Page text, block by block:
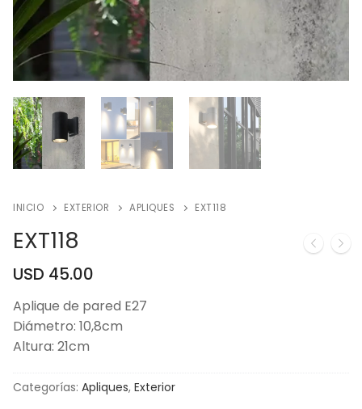
INICIO EXTERIOR APLIQUES EXT118
EXT118
USD 45.00
Aplique de pared E27
Diámetro: 10,8cm
Altura: 21cm
Categorías: Apliques, Exterior